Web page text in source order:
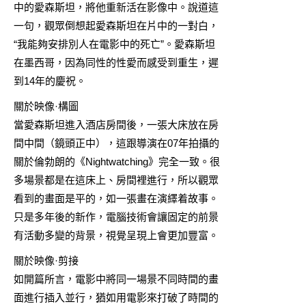
中的愛森斯坦，將他重新活在影像中。說道這
一句，觀眾倒想起愛森斯坦在片中的一對白，
“我能夠安排別人在電影中的死亡”。愛森斯坦
在墨西哥，因為同性的性愛而感受到重生，遲
到14年的慶祝。
關於映像·構圖
當愛森斯坦進入酒店房間後，一張大床放在房
間中間（鏡頭正中），這跟導演在07年拍攝的
關於倫勃朗的《Nightwatching》完全一致。很
多場景都是在這床上、房間裡進行，所以觀眾
看到的畫面是平的，如一張畫在演繹着故事。
只是多年後的新作，電腦技術會讓固定的前景
有活動多變的背景，視覺呈現上會更加豐富。
關於映像·剪接
如開篇所言，電影中將同一場景不同時間的畫
面進行插入並行，猶如用電影來打破了時間的